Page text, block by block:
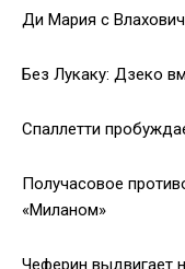
Ди Мария с
Без Лукаку: Дзеко
Спаллетти
Получасовое
«Миланом»
Чеферин выдвигает